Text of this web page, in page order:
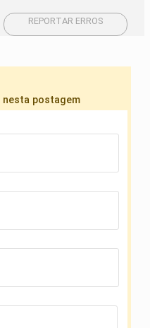
REPORTAR ERROS
nesta postagem